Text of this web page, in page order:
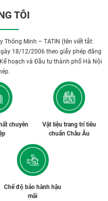
TÔI
Thông Minh – TATIN (tên viết tắt:
18/12/2006 theo giấy phép đăng
hoạch và Đầu tư thành phố Hà Nội
chuyên
Vật liệu trang trí tiêu
chuẩn Châu Âu
Chế độ bảo hành hậu
mãi